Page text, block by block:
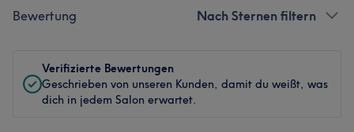
Bewertung Nach Sternen filtern
Verifizierte Bewertungen
Geschrieben von unseren Kunden, damit du weißt, was
dich in jedem Salon erwartet.